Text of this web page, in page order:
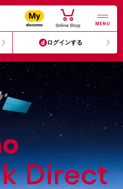
MENU
ログインする